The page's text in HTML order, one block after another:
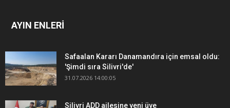
AYIN ENLERİ
Safaalan Kararı Danamandıra için emsal oldu:
'Şimdi sıra Silivri'de'
31.07.2026 14:00:05
Silivri ADD ailesine yeni üye